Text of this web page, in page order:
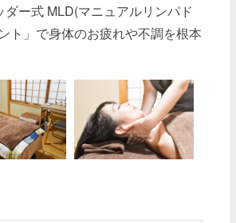
ー式 MLD(マニュアルリンパド
ト」で身体のお疲れや不調を根本